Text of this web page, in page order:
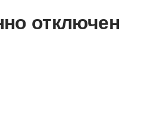
отключен